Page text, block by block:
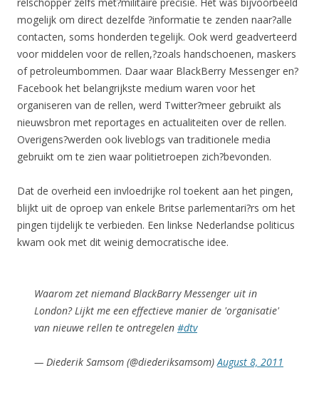
mogelijk om direct dezelfde ?informatie te zenden naar?alle
contacten, soms honderden tegelijk. Ook werd geadverteerd
voor middelen voor de rellen,?zoals handschoenen, maskers
of petroleumbommen. Daar waar BlackBerry Messenger en?
Facebook het belangrijkste medium waren voor het
organiseren van de rellen, werd Twitter?meer gebruikt als
nieuwsbron met reportages en actualiteiten over de rellen.
Overigens?werden ook liveblogs van traditionele media
gebruikt om te zien waar politietroepen zich?bevonden.
Dat de overheid een invloedrijke rol toekent aan het pingen,
blijkt uit de oproep van enkele Britse parlementari?rs om het
pingen tijdelijk te verbieden. Een linkse Nederlandse politicus
kwam ook met dit weinig democratische idee.
Waarom zet niemand BlackBarry Messenger uit in
London? Lijkt me een effectieve manier de 'organisatie'
van nieuwe rellen te ontregelen #dtv
— Diederik Samsom (@diederiksamsom) August 8, 2011